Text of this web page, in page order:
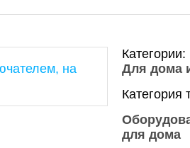
Категории:
Для дома
Категория
для дома